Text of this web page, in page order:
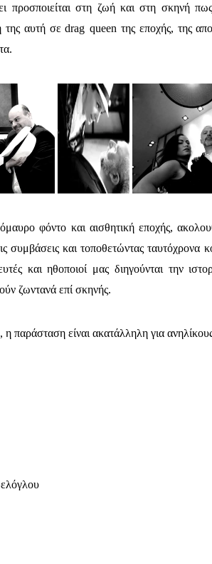
προσποιείται στη ζωή και στη σκηνή
της αυτή σεdrag queen της εποχής, της
φόντο και αισθητική εποχής,
συμβάσεις και τοποθετώντας ταυτόχρονα
και ηθοποιοί μας διηγούνται την
ζωντανά επί σκηνής.
η παράσταση είναι ακατάλληλη για